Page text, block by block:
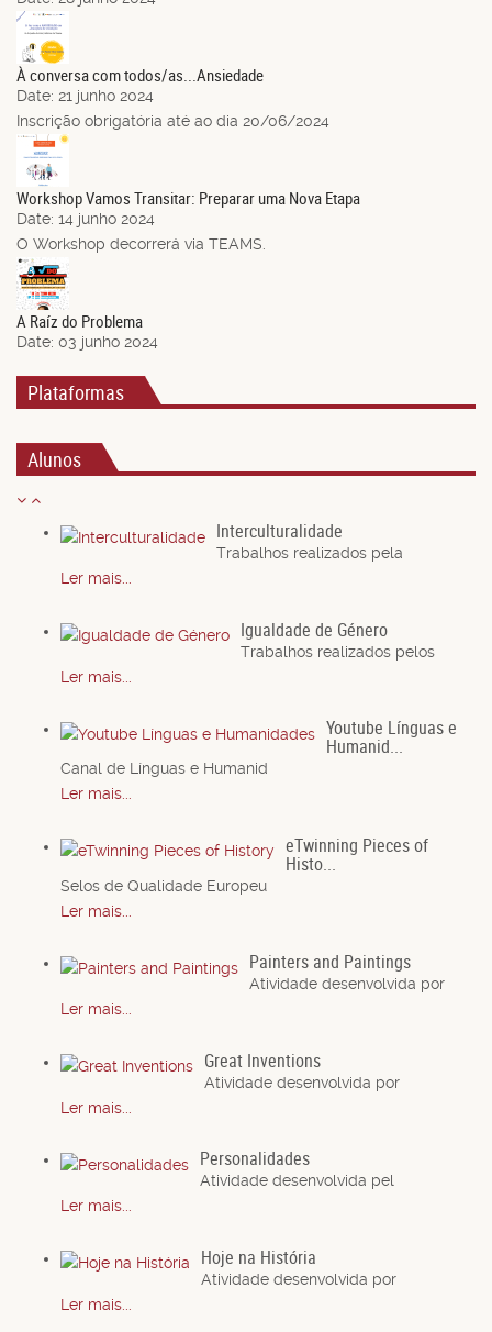
21
Jun.
À conversa com todos/as...Ansiedade
Date: 21 junho 2024
Inscrição obrigatória até ao dia 20/06/2024
Jun.
Workshop Vamos Transitar: Preparar uma Nova Etapa
Date: 14 junho 2024
O Workshop decorrerá via TEAMS.
03
Jun.
A Raíz do Problema
Date: 03 junho 2024
Plataformas
Alunos
Interculturalidade
Trabalhos realizados pela
Ler mais...
Igualdade de Género
Trabalhos realizados pelos
Ler mais...
Youtube Línguas e
Humanid...
Canal de Línguas e Humanid
Ler mais...
eTwinning Pieces of
Histo...
Selos de Qualidade Europeu
Ler mais...
Painters and Paintings
Atividade desenvolvida por
Ler mais...
Great Inventions
Atividade desenvolvida por
Ler mais...
Personalidades
Atividade desenvolvida pel
Ler mais...
Hoje na História
Atividade desenvolvida por
Ler mais...